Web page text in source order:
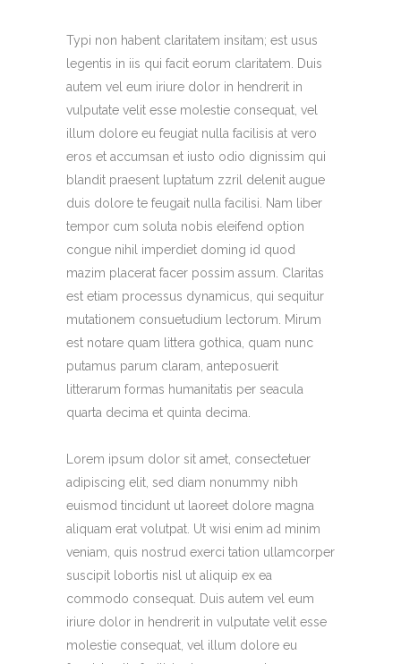
Typi non habent claritatem insitam; est usus
legentis in iis qui facit eorum claritatem. Duis
autem vel eum iriure dolor in hendrerit in
vulputate velit esse molestie consequat, vel
illum dolore eu feugiat nulla facilisis at vero
eros et accumsan et iusto odio dignissim qui
blandit praesent luptatum zzril delenit augue
duis dolore te feugait nulla facilisi. Nam liber
tempor cum soluta nobis eleifend option
congue nihil imperdiet doming id quod
mazim placerat facer possim assum. Claritas
est etiam processus dynamicus, qui sequitur
mutationem consuetudium lectorum. Mirum
est notare quam littera gothica, quam nunc
putamus parum claram, anteposuerit
litterarum formas humanitatis per seacula
quarta decima et quinta decima.
Lorem ipsum dolor sit amet, consectetuer
adipiscing elit, sed diam nonummy nibh
euismod tincidunt ut laoreet dolore magna
aliquam erat volutpat. Ut wisi enim ad minim
veniam, quis nostrud exerci tation ullamcorper
suscipit lobortis nisl ut aliquip ex ea
commodo consequat. Duis autem vel eum
iriure dolor in hendrerit in vulputate velit esse
molestie consequat, vel illum dolore eu